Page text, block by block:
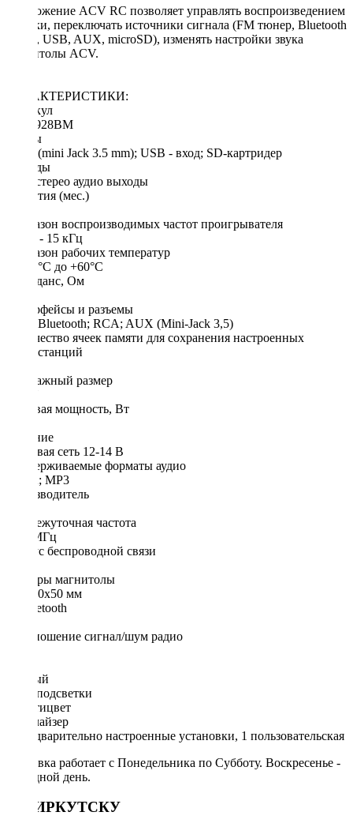
Приложение ACV RC позволяет управлять воспроизведением
музыки, переключать источники сигнала (FM тюнер, Bluetooth
аудио, USB, AUX, microSD), изменять настройки звука
магнитолы ACV.
ХАРАКТЕРИСТИКИ:
Артикул
AVS-928BM
Входы
AUX (mini Jack 3.5 mm); USB - вход; SD-картридер
Выходы
RCA стерео аудио выходы
Гарантия (мес.)
Диапазон воспроизводимых частот проигрывателя
30 Гц - 15 кГц
Диапазон рабочих температур
от -10°С до +60°С
Импеданс, Ом
Интерфейсы и разъемы
USB; Bluetooth; RCA; AUX (Mini-Jack 3,5)
Количество ячеек памяти для сохранения настроенных
радиостанций
Монтажный размер
Пиковая мощность, Вт
Питание
бортовая сеть 12-14 В
Поддерживаемые форматы аудио
WMA; MP3
Производитель
Промежуточная частота
10,7 МГц
Радиус беспроводной связи
Размеры магнитолы
178x90x50 мм
С Bluetooth
Соотношение сигнал/шум радио
Чёрный
Цвет подсветки
Мультицвет
Эквалайзер
4 предварительно настроенные установки, 1 пользовательская
Доставка работает с Понедельника по Субботу. Воскресенье -
выходной день.
ПО ИРКУТСКУ